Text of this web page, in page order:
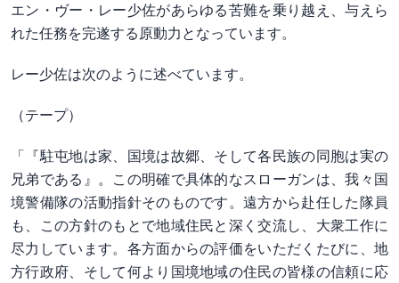
エン・ヴー・レー少佐があらゆる苦難を乗り越え、与えら
れた任務を完遂する原動力となっています。
レー少佐は次のように述べています。
（テープ）
「『駐屯地は家、国境は故郷、そして各民族の同胞は実の
兄弟である』。この明確で具体的なスローガンは、我々国
境警備隊の活動指針そのものです。遠方から赴任した隊員
も、この方針のもとで地域住民と深く交流し、大衆工作に
尽力しています。各方面からの評価をいただくたびに、地
方行政府、そして何より国境地域の住民の皆様の信頼に応